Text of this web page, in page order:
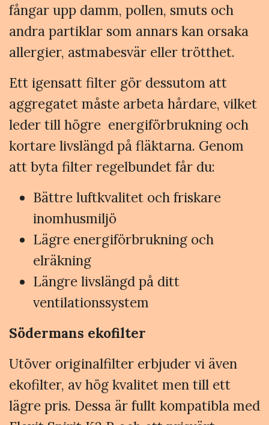
fångar upp damm, pollen, smuts och
andra partiklar som annars kan orsaka
allergier, astmabesvär eller trötthet.
Ett igensatt filter gör dessutom att
aggregatet måste arbeta hårdare, vilket
leder till högre energiförbrukning och
kortare livslängd på fläktarna. Genom
att byta filter regelbundet får du:
Bättre luftkvalitet och friskare
inomhusmiljö
Lägre energiförbrukning och
elräkning
Längre livslängd på ditt
ventilationssystem
Södermans ekofilter
Utöver originalfilter erbjuder vi även
ekofilter, av hög kvalitet men till ett
lägre pris. Dessa är fullt kompatibla med